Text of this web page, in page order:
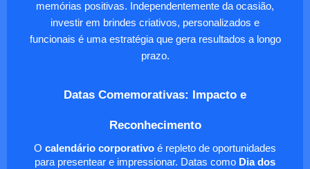
memórias positivas. Independentemente da ocasião,
investir em brindes criativos, personalizados e
funcionais é uma estratégia que gera resultados a longo
prazo.
Datas Comemorativas: Impacto e
Reconhecimento
O calendário corporativo é repleto de oportunidades
para presentear e impressionar. Datas como Dia dos